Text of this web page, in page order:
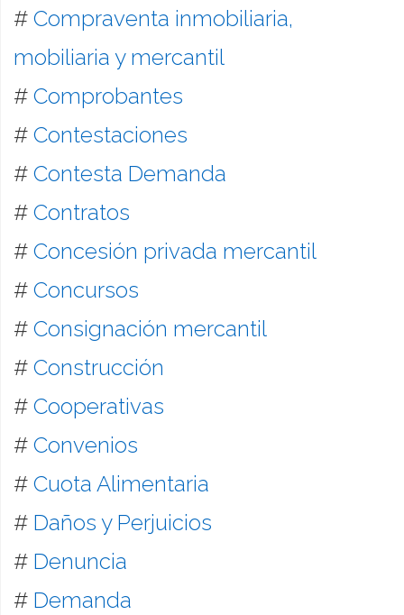
# Compraventa inmobiliaria,
mobiliaria y mercantil
# Comprobantes
# Contestaciones
# Contesta Demanda
# Contratos
# Concesión privada mercantil
# Concursos
# Consignación mercantil
# Construcción
# Cooperativas
# Convenios
# Cuota Alimentaria
# Daños y Perjuicios
# Denuncia
# Demanda